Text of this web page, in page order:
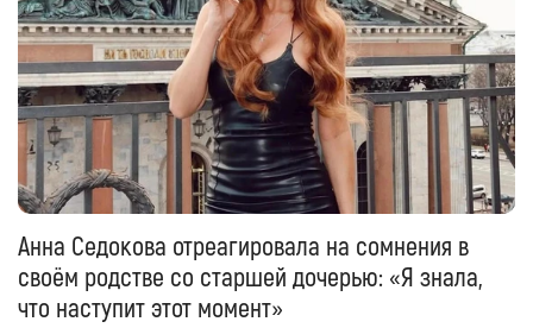
Анна Седокова отреагировала на сомнения в
своём родстве со старшей дочерью: «Я знала,
что наступит этот момент»